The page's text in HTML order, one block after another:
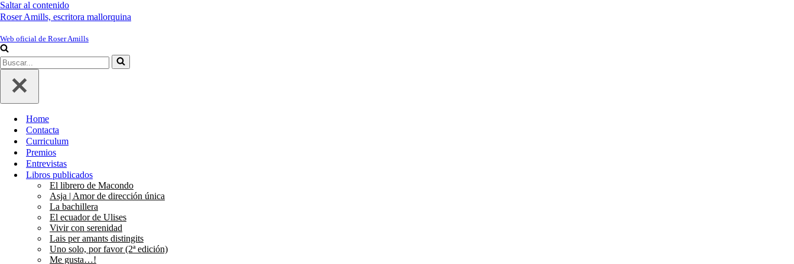
Saltar al contenido
Roser Amills, escritora mallorquina
Web oficial de Roser Amills
Buscar...
Home
Contacta
Curriculum
Premios
Entrevistas
Libros publicados
El librero de Macondo
Asja | Amor de dirección única
La bachillera
El ecuador de Ulises
Vivir con serenidad
Lais per amants distingits
Uno solo, por favor (2ª edición)
Me gusta…!